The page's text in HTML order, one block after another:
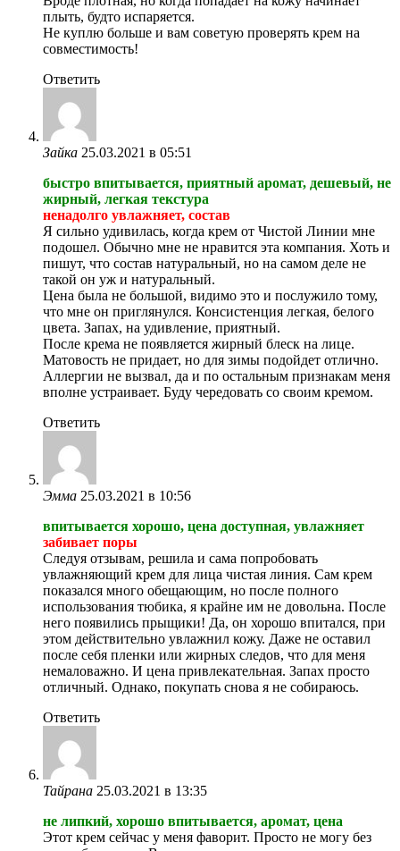
плыть, будто испаряется.
Не куплю больше и вам советую проверять крем на
совместимость!
Ответить
Зайка 25.03.2021 в 05:51
быстро впитывается, приятный аромат, дешевый, не
жирный, легкая текстура
ненадолго увлажняет, состав
Я сильно удивилась, когда крем от Чистой Линии мне
подошел. Обычно мне не нравится эта компания. Хоть и
пишут, что состав натуральный, но на самом деле не
такой он уж и натуральный.
Цена была не большой, видимо это и послужило тому,
что мне он приглянулся. Консистенция легкая, белого
цвета. Запах, на удивление, приятный.
После крема не появляется жирный блеск на лице.
Матовость не придает, но для зимы подойдет отлично.
Аллергии не вызвал, да и по остальным признакам меня
вполне устраивает. Буду чередовать со своим кремом.
Ответить
Эмма 25.03.2021 в 10:56
впитывается хорошо, цена доступная, увлажняет
забивает поры
Следуя отзывам, решила и сама попробовать
увлажняющий крем для лица чистая линия. Сам крем
показался много обещающим, но после полного
использования тюбика, я крайне им не довольна. После
него появились прыщики! Да, он хорошо впитался, при
этом действительно увлажнил кожу. Даже не оставил
после себя пленки или жирных следов, что для меня
немаловажно. И цена привлекательная. Запах просто
отличный. Однако, покупать снова я не собираюсь.
Ответить
Тайрана 25.03.2021 в 13:35
не липкий, хорошо впитывается, аромат, цена
Этот крем сейчас у меня фаворит. Просто не могу без